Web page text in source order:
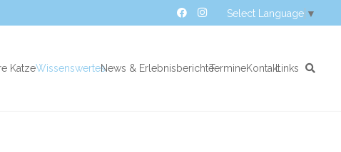
Select Language ▼
KatzeWissenswertesNews & ErlebnisberichteTermineKontaktLinks